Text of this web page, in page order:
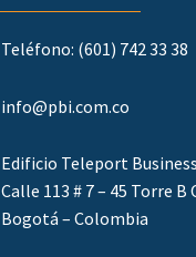
Teléfono: (601) 742 33 38
info@pbi.com.co
Edificio Teleport
Calle 113 # 7 – 45 Torre B
Bogotá – Colombia